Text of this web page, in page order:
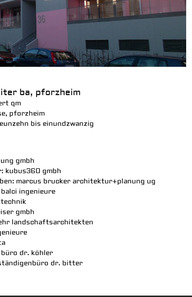
ba, pforzheim
qm
pforzheim
bis einundzwanzig
gmbh
kubus360 gmbh
marcus brucker architektur+planung ug
ingenieure
gmbh
landschaftsarchitekten
dr. köhler
dr. bitter